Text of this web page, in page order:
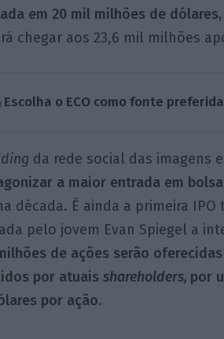
em 20 mil milhões de
chegar aos 23,6 mil milhões
Escolha o ECO como fonte
da rede social das imagens
a maior entrada em
década. É ainda a primeira
pelo jovem Evan Spiegel a
de ações serão
por atuais shareholders, por
por ação.